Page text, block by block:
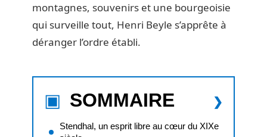
montagnes, souvenirs et une bourgeoisie
qui surveille tout, Henri Beyle s’apprête à
déranger l’ordre établi.
SOMMAIRE
Stendhal, un esprit libre au cœur du XIXe